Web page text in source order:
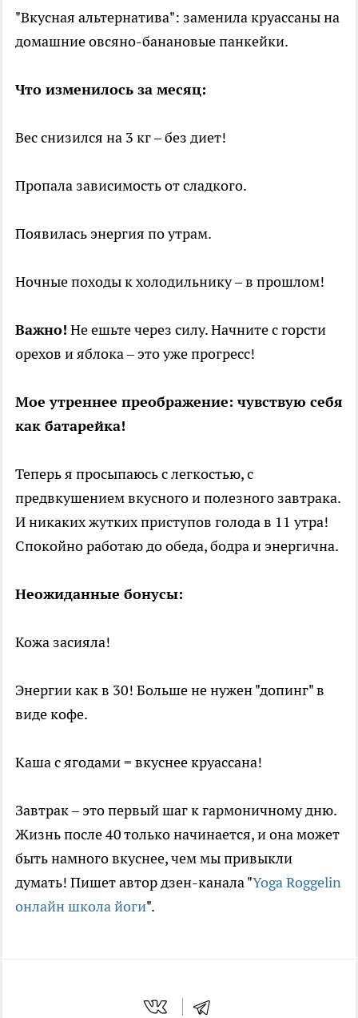
"Вкусная альтернатива": заменила круассаны на
домашние овсяно-банановые панкейки.
Что изменилось за месяц:
Вес снизился на 3 кг – без диет!
Пропала зависимость от сладкого.
Появилась энергия по утрам.
Ночные походы к холодильнику – в прошлом!
Важно! Не ешьте через силу. Начните с горсти
орехов и яблока – это уже прогресс!
Мое утреннее преображение: чувствую себя
как батарейка!
Теперь я просыпаюсь с легкостью, с
предвкушением вкусного и полезного завтрака.
И никаких жутких приступов голода в 11 утра!
Спокойно работаю до обеда, бодра и энергична.
Неожиданные бонусы:
Кожа засияла!
Энергии как в 30! Больше не нужен "допинг" в
виде кофе.
Каша с ягодами = вкуснее круассана!
Завтрак – это первый шаг к гармоничному дню.
Жизнь после 40 только начинается, и она может
быть намного вкуснее, чем мы привыкли
думать! Пишет автор дзен-канала "Yoga Roggelin
онлайн школа йоги".